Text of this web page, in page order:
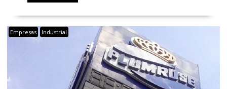
Empresas Industrial